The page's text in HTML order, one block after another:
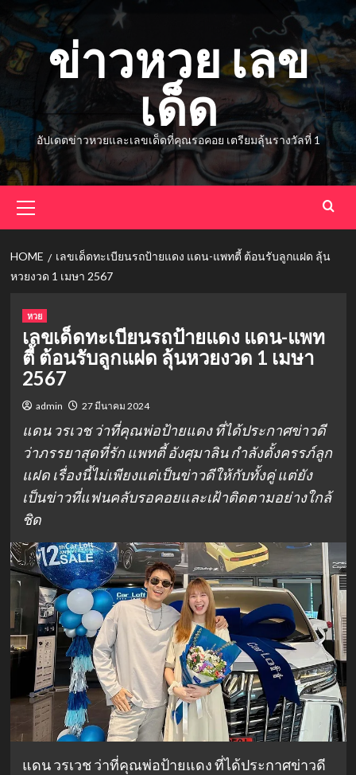
to
content ข่าวหวย เลข
เด็ด
อัปเดตข่าวหวยและเลขเด็ดที่คุณรอคอย เตรียมลุ้นรางวัลที่ 1
Menu
HOME
เลขเด็ดทะเบียนรถป้ายแดง แดน-แพทตี้ ต้อนรับลูกแฝด ลุ้น
หวยงวด 1 เมษา 2567
หวย
เลขเด็ดทะเบียนรถป้ายแดง แดน-แพท
ตี้ ต้อนรับลูกแฝด ลุ้นหวยงวด 1 เมษา
2567
admin 27 มีนาคม 2024
แดน วรเวช ว่าที่คุณพ่อป้ายแดง ที่ได้ประกาศข่าวดี
ว่าภรรยาสุดที่รัก แพทตี้ อังศุมาลิน กำลังตั้งครรภ์ลูก
แฝด เรื่องนี้ไม่เพียงแต่เป็นข่าวดีให้กับทั้งคู่ แต่ยัง
เป็นข่าวที่แฟนคลับรอคอยและเฝ้าติดตามอย่างใกล้
ชิด
แดน วรเวช ว่าที่คุณพ่อป้ายแดง ที่ได้ประกาศข่าวดี